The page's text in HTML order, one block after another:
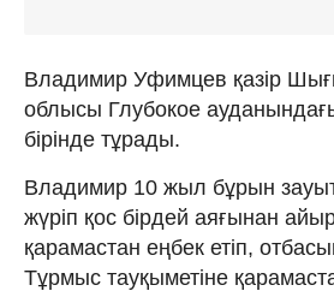
Владимир Уфимцев қазір
облысы Глубокое
бірінде тұрады.
Владимир 10 жыл бұрын
жүріп қос бірдей аяғынан
қарамастан еңбек етіп,
Тұрмыс тауқыметіне